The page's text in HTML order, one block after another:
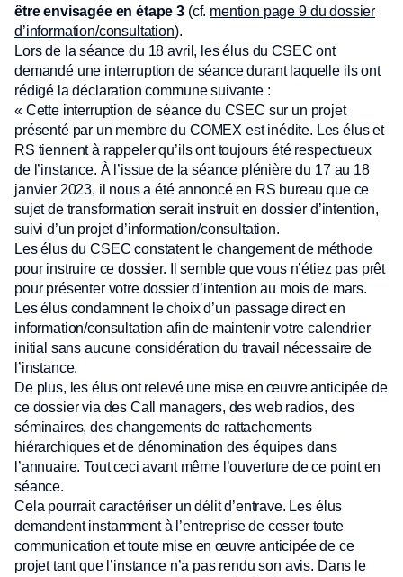
être envisagée en étape 3 (cf. mention page 9 du dossier
d’information/consultation).
Lors de la séance du 18 avril, les élus du CSEC ont
demandé une interruption de séance durant laquelle ils ont
rédigé la déclaration commune suivante :
« Cette interruption de séance du CSEC sur un projet
présenté par un membre du COMEX est inédite. Les élus et
RS tiennent à rappeler qu’ils ont toujours été respectueux
de l’instance. À l’issue de la séance plénière du 17 au 18
janvier 2023, il nous a été annoncé en RS bureau que ce
sujet de transformation serait instruit en dossier d’intention,
suivi d’un projet d’information/consultation.
Les élus du CSEC constatent le changement de méthode
pour instruire ce dossier. Il semble que vous n’étiez pas prêt
pour présenter votre dossier d’intention au mois de mars.
Les élus condamnent le choix d’un passage direct en
information/consultation afin de maintenir votre calendrier
initial sans aucune considération du travail nécessaire de
l’instance.
De plus, les élus ont relevé une mise en œuvre anticipée de
ce dossier via des Call managers, des web radios, des
séminaires, des changements de rattachements
hiérarchiques et de dénomination des équipes dans
l’annuaire. Tout ceci avant même l’ouverture de ce point en
séance.
Cela pourrait caractériser un délit d’entrave. Les élus
demandent instamment à l’entreprise de cesser toute
communication et toute mise en œuvre anticipée de ce
projet tant que l’instance n’a pas rendu son avis. Dans le